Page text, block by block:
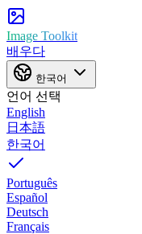
Image Toolkit
배우다
한국어
언어 선택
English
日本語
한국어
Português
Español
Deutsch
Français